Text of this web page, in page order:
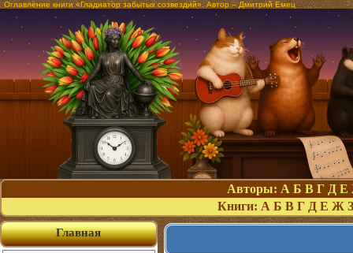
Оглавление книги «Гладиатор забытых созвездий». Автор – Дмитрий Емец
Авторы: А Б В Г Д Е
Книги: А Б В Г Д Е Ж З
Главная